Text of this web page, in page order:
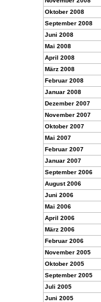
Oktober 2008
September 2008
Juni 2008
Mai 2008
April 2008
März 2008
Februar 2008
Januar 2008
Dezember 2007
November 2007
Oktober 2007
Mai 2007
Februar 2007
Januar 2007
September 2006
August 2006
Juni 2006
Mai 2006
April 2006
März 2006
Februar 2006
November 2005
Oktober 2005
September 2005
Juli 2005
Juni 2005